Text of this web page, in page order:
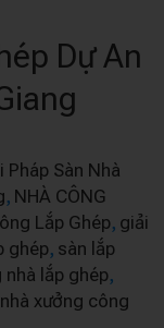
Dự An
Pháp Sàn Nhà
, NHÀ CÔNG
Lắp Ghép, giải
ghép, sàn lắp
lắp ghép,
xưởng công